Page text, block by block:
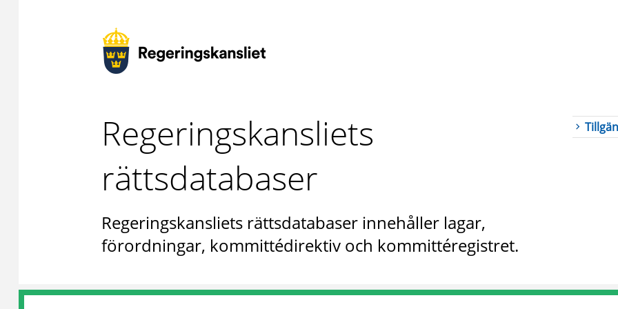
Regeringskansliets
rättsdatabaser
Regeringskansliets rättsdatabaser innehåller lagar,
förordningar, kommittédirektiv och kommittéregistret.